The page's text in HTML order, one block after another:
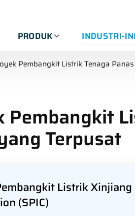
PRODUK INDUSTRI-
Pembangkit Listrik Tenaga
Pembangkit
Terpusat
Listrik
(SPIC)